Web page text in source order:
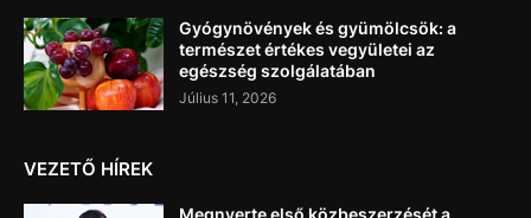
Gyógynövények és gyümölcsök: a
természet értékes vegyületei az
egészség szolgálatában
Július 11, 2026
VEZETŐ HÍREK